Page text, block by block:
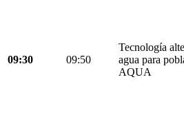
09:30 09:50
Tecnología
agua para
AQUA